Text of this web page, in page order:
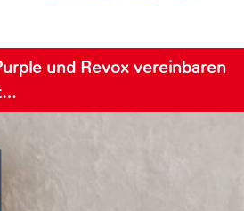
und Revox vereinbaren